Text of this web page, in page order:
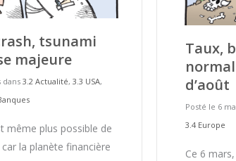
tsunami
majeure
dans 3.2 Actualité, 3.3 USA,
même plus possible de
la planète financière
Taux,
d’août
Posté le 6
3.4 Europe
Ce 6